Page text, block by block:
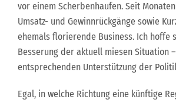
vor einem Scherbenhaufen. Seit
Umsatz- und Gewinnrückgänge sowie
ehemals florierende Business. Ich hoffe
Besserung der aktuell miesen Situation
entsprechenden Unterstützung der
Egal, in welche Richtung eine künftige